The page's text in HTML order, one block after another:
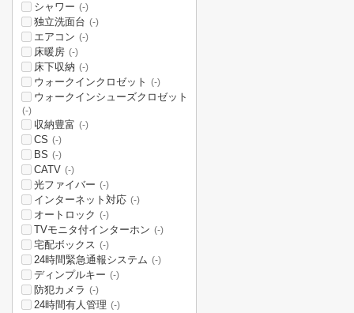
シャワー (-)
独立洗面台 (-)
エアコン (-)
床暖房 (-)
床下収納 (-)
ウォークインクロゼット (-)
ウォークインシューズクロゼット
(-)
収納豊富 (-)
CS (-)
BS (-)
CATV (-)
光ファイバー (-)
インターネット対応 (-)
オートロック (-)
TVモニタ付インターホン (-)
宅配ボックス (-)
24時間緊急通報システム (-)
ディンプルキー (-)
防犯カメラ (-)
24時間有人管理 (-)